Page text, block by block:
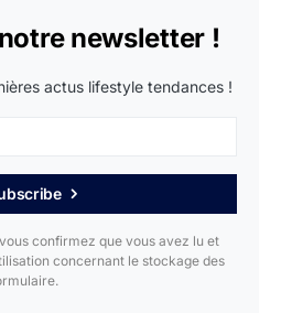
newsletter !
actus lifestyle tendances !
confirmez que vous avez lu et
concernant le stockage des